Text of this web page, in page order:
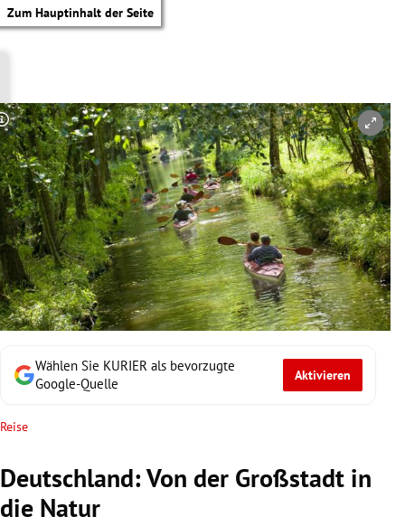
Zum Hauptinhalt der Seite
Untermenü
Untermenü
Untermenü
Untermenü
Wählen Sie KURIER als bevorzugte
Google-Quelle
Aktivieren
Reise
Deutschland: Von der Großstadt in
die Natur
Copyright-Hinweis öffnen/schließen